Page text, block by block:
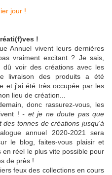
!
Annuel vivent leurs dernières
vraiment excitant ? Je sais,
dû voir des créations avec les
livraison des produits a été
et j'ai été très occupée par les
lieu de création...
donc rassurez-vous, les
!- et je ne doute pas que
tonnes de créations jusqu'à
annuel 2020-2021 sera
le blog, faites-vous plaisir et
réel le plus vite possible pour
de près !
feux des collections en cours